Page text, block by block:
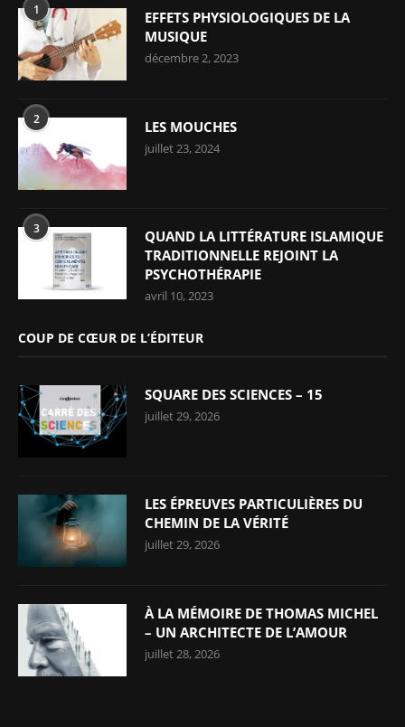
1
EFFETS PHYSIOLOGIQUES DE LA
MUSIQUE
décembre 2, 2023
2 LES MOUCHES
juillet 23, 2024
3
QUAND LA LITTÉRATURE ISLAMIQUE
TRADITIONNELLE REJOINT LA
PSYCHOTHÉRAPIE
avril 10, 2023
COUP DE CŒUR DE L’ÉDITEUR
SQUARE DES SCIENCES – 15
juillet 29, 2026
LES ÉPREUVES PARTICULIÈRES DU
CHEMIN DE LA VÉRITÉ
juillet 29, 2026
À LA MÉMOIRE DE THOMAS MICHEL
– UN ARCHITECTE DE L’AMOUR
juillet 28, 2026